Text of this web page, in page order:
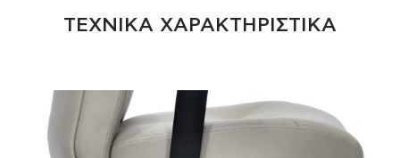
ΤΕΧΝΙΚΑ ΧΑΡΑΚΤΗΡΙΣΤΙΚΑ